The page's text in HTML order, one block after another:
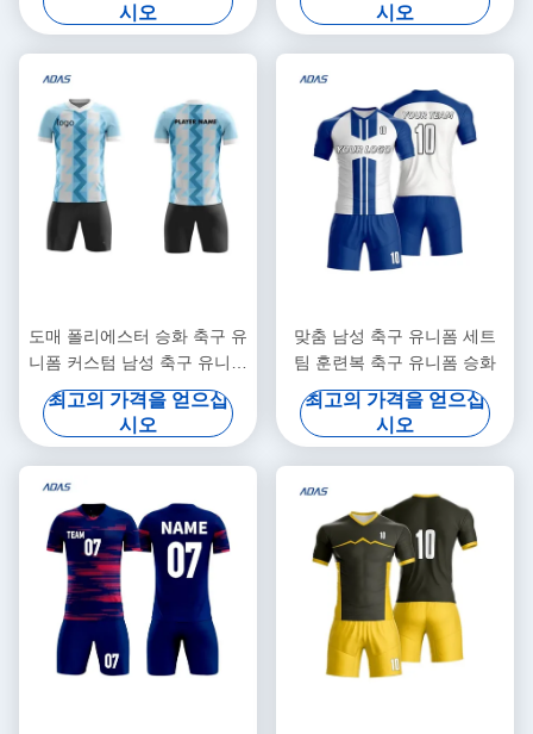
시오
시오
도매 폴리에스터 승화 축구 유
니폼 커스텀 남성 축구 유니폼
로고 포함
최고의 가격을 얻으십
시오
맞춤 남성 축구 유니폼 세트
팀 훈련복 축구 유니폼 승화
최고의 가격을 얻으십
시오